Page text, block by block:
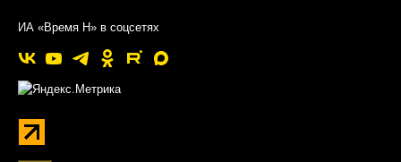
ИА «Время Н» в соцсетях